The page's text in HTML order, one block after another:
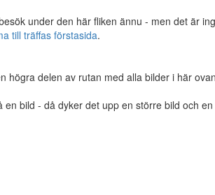
under den här fliken ännu - men det är
till träffas förstasida.
högra delen av rutan med alla bilder i här
en bild - då dyker det upp en större bild och